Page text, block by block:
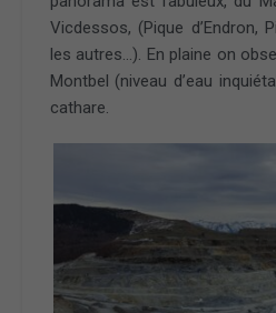
Vicdessos, (Pique d’Endron,
les autres…). En plaine on
Montbel (niveau d’eau
cathare.